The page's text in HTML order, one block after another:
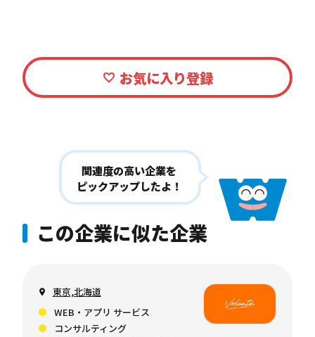
この企業に似た企業
関連度の高い企業を
ピックアップしたよ！
東京,北海道
WEB・アプリ サービス
コンサルティング